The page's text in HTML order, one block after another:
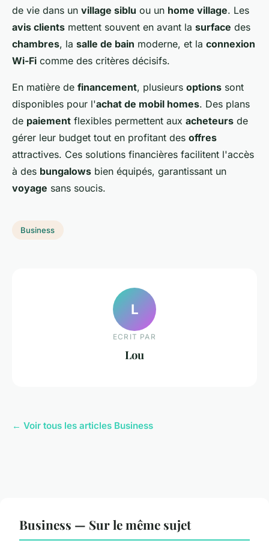
de vie dans un village siblu ou un home village. Les
avis clients mettent souvent en avant la surface des
chambres, la salle de bain moderne, et la connexion
Wi-Fi comme des critères décisifs.
En matière de financement, plusieurs options sont
disponibles pour l'achat de mobil homes. Des plans
de paiement flexibles permettent aux acheteurs de
gérer leur budget tout en profitant des offres
attractives. Ces solutions financières facilitent l'accès
à des bungalows bien équipés, garantissant un
voyage sans soucis.
Business
L
ECRIT PAR
Lou
← Voir tous les articles Business
Business — Sur le même sujet